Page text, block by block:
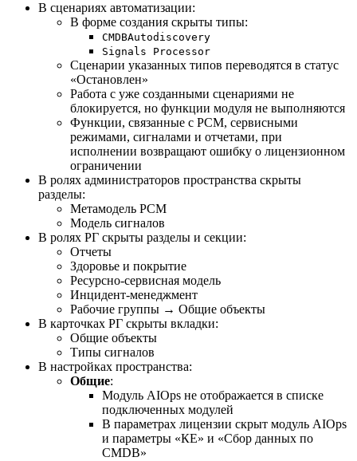
В сценариях автоматизации:
В форме создания скрыты типы:
CMDBAutodiscovery
Signals Processor
Сценарии указанных типов переводятся в статус
«Остановлен»
Работа с уже созданными сценариями не
блокируется, но функции модуля не выполняются
Функции, связанные с РСМ, сервисными
режимами, сигналами и отчетами, при
исполнении возвращают ошибку о лицензионном
ограничении
В ролях администраторов пространства скрыты
разделы:
Метамодель РСМ
Модель сигналов
В ролях РГ скрыты разделы и секции:
Отчеты
Здоровье и покрытие
Ресурсно-сервисная модель
Инцидент-менеджмент
Рабочие группы → Общие объекты
В карточках РГ скрыты вкладки:
Общие объекты
Типы сигналов
В настройках пространства:
Общие:
Модуль AIOps не отображается в списке
подключенных модулей
В параметрах лицензии скрыт модуль AIOps
и параметры «КЕ» и «Сбор данных по
CMDB»